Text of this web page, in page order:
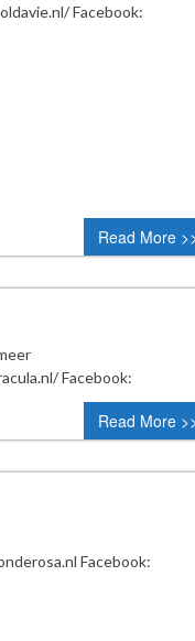
Facebook:
Read More
Facebook:
Read More
Facebook: